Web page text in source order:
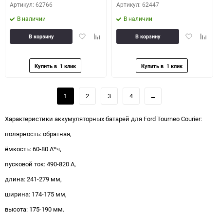
Артикул: 62766
В наличии
ДобавитьДобавить
В корзину
Артикул: 62447
В наличии
Добавить
В корзину
1 2 3 4 →
Характеристики аккумуляторных батарей для Ford Tourneo Courier:
полярность: обратная,
ёмкость: 60-80 А*ч,
пусковой ток: 490-820 А,
длина: 241-279 мм,
ширина: 174-175 мм,
высота: 175-190 мм.